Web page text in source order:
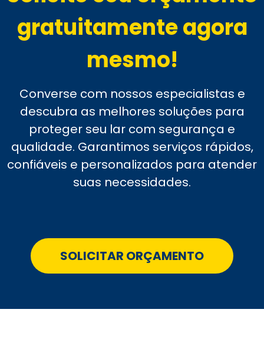
gratuitamente agora
mesmo!
Converse com nossos especialistas e
descubra as melhores soluções para
proteger seu lar com segurança e
qualidade. Garantimos serviços rápidos,
confiáveis e personalizados para atender
suas necessidades.
SOLICITAR ORÇAMENTO